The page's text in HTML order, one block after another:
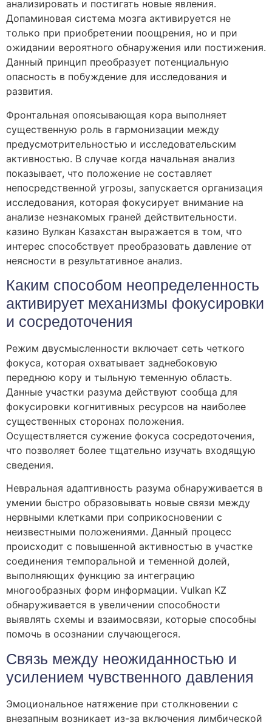
анализировать и постигать новые явления.
Допаминовая система мозга активируется не
только при приобретении поощрения, но и при
ожидании вероятного обнаружения или постижения.
Данный принцип преобразует потенциальную
опасность в побуждение для исследования и
развития.
Фронтальная опоясывающая кора выполняет
существенную роль в гармонизации между
предусмотрительностью и исследовательским
активностью. В случае когда начальная анализ
показывает, что положение не составляет
непосредственной угрозы, запускается организация
исследования, которая фокусирует внимание на
анализе незнакомых граней действительности.
казино Вулкан Казахстан выражается в том, что
интерес способствует преобразовать давление от
неясности в результативное анализ.
Каким способом неопределенность
активирует механизмы фокусировки
и сосредоточения
Режим двусмысленности включает сеть четкого
фокуса, которая охватывает заднебоковую
переднюю кору и тыльную теменную область.
Данные участки разума действуют сообща для
фокусировки когнитивных ресурсов на наиболее
существенных сторонах положения.
Осуществляется сужение фокуса сосредоточения,
что позволяет более тщательно изучать входящую
сведения.
Невральная адаптивность разума обнаруживается в
умении быстро образовывать новые связи между
нервными клетками при соприкосновении с
неизвестными положениями. Данный процесс
происходит с повышенной активностью в участке
соединения темпоральной и теменной долей,
выполняющих функцию за интеграцию
многообразных форм информации. Vulkan KZ
обнаруживается в увеличении способности
выявлять схемы и взаимосвязи, которые способны
помочь в осознании случающегося.
Связь между неожиданностью и
усилением чувственного давления
Эмоциональное натяжение при столкновении с
внезапным возникает из-за включения лимбической